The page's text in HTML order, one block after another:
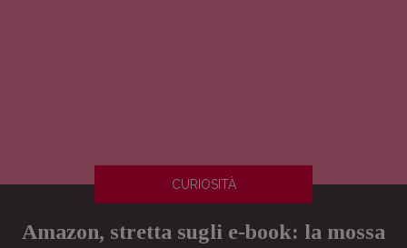
CURIOSITÀ
Amazon, stretta sugli e-book: la mossa